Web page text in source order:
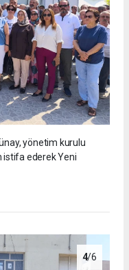
yönetim kurulu
istifa ederek Yeni
4/6